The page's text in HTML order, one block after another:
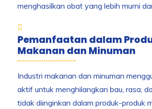
menghasilkan obat yang lebih murni
Pemanfaatan dalam
Makanan dan Minuman
Industri makanan dan minuman
aktif untuk menghilangkan bau, rasa,
tidak diinginkan dalam produk-produk